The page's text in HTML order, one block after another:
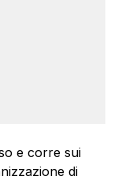
e corre sui
di